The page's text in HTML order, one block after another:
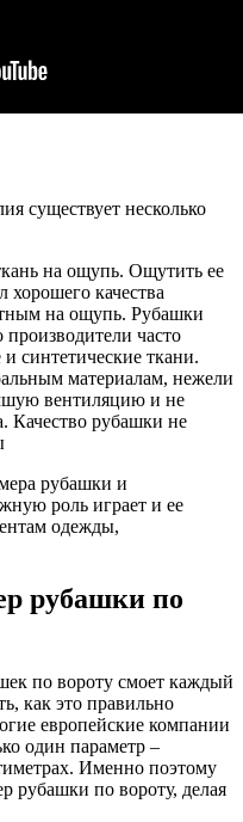
существует несколько
на ощупь. Ощутить ее
хорошего качества
на ощупь. Рубашки
производители часто
синтетические ткани.
материалам, нежели
вентиляцию и не
Качество рубашки не
рубашки и
роль играет и ее
одежды,
рубашки по
по вороту смоет каждый
как это правильно
европейские компании
один параметр –
Именно поэтому
рубашки по вороту, делая